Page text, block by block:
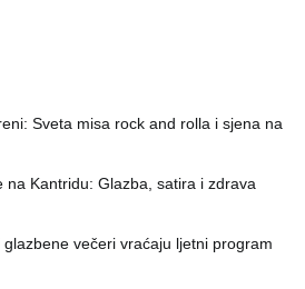
Sveta misa rock and rolla i sjena na
na Kantridu: Glazba, satira i zdrava
večeri vraćaju ljetni program